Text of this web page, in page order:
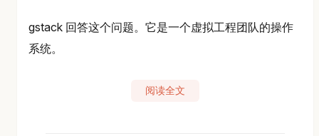
gstack 回答这个问题。它是一个虚拟工程团队的操作
系统。
阅读全文